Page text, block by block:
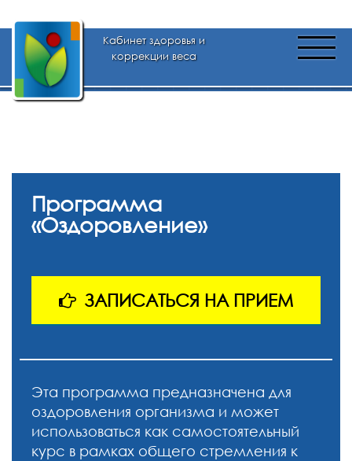
Кабинет здоровья и
коррекции веса
Программа
«Оздоровление»
ЗАПИСАТЬСЯ НА ПРИЕМ
Эта программа предназначена для
оздоровления организма и может
использоваться как самостоятельный
курс в рамках общего стремления к